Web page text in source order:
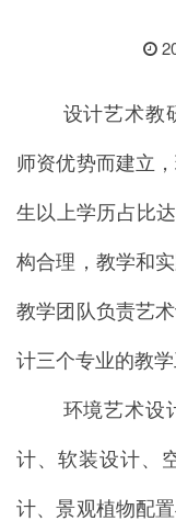
设计艺术教
师资优势而建立
生以上学历占比达
构合理，教学和
教学团队负责艺
计三个专业的教学
环境艺术设
计、软装设计、
计、景观植物配